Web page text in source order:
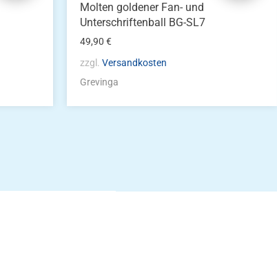
Molten goldener Fan- und
Unterschriftenball BG-SL7
49,90€
zzgl.Versandkosten
Grevinga